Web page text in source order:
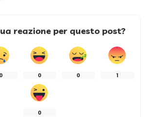
reazione per questo post?
0 0 0 1
0